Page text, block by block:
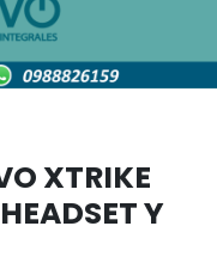
XTRIKE
Y